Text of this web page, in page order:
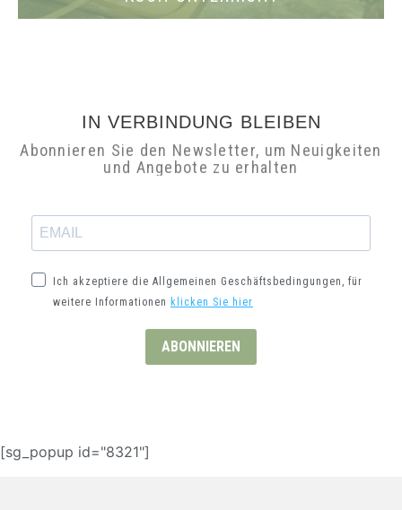
und Angebote zu erhalten
für weitere Informationen
ABONNIEREN
[sg_popup id="8321"]